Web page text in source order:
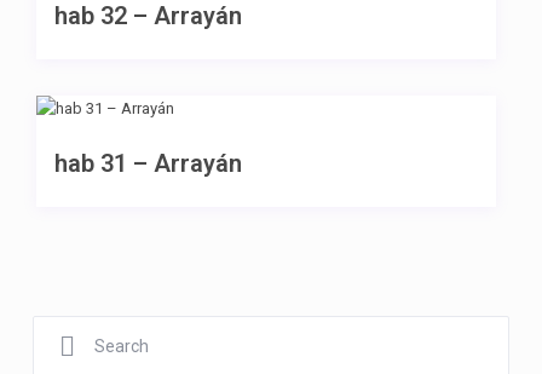
hab 32 – Arrayán
hab 31 – Arrayán